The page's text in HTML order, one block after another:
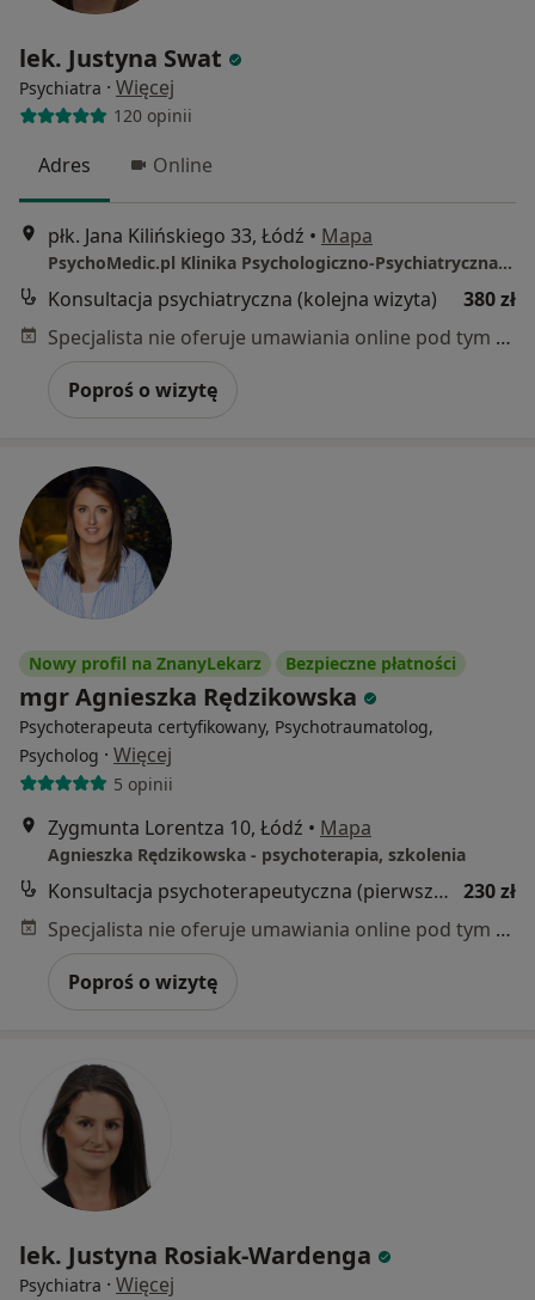
lek. Justyna Swat
Psychiatra · Więcej
120 opinii
Adres Online
płk. Jana Kilińskiego 33, Łódź • Mapa
PsychoMedic.pl Klinika Psychologiczno-Psychiatryczna Łódź (ul. Kilińskiego 33, Śródmieście)
Konsultacja psychiatryczna (kolejna wizyta)
380 zł
Specjalista nie oferuje umawiania online pod tym adresem.
Poproś o wizytę
Nowy profil na ZnanyLekarz Bezpieczne płatności
mgr Agnieszka Rędzikowska
Psychoterapeuta certyfikowany, Psychotraumatolog,
Psycholog · Więcej
5 opinii
Zygmunta Lorentza 10, Łódź • Mapa
Agnieszka Rędzikowska - psychoterapia, szkolenia
Konsultacja psychoterapeutyczna (pierwsza wizyta) 230 zł
Specjalista nie oferuje umawiania online pod tym adresem.
Poproś o wizytę
lek. Justyna Rosiak-Wardenga
Psychiatra · Więcej